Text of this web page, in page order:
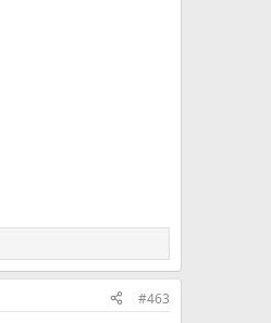
#463